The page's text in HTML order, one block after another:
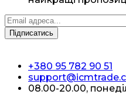
+380 95 782 90 51
08.00-20.00,